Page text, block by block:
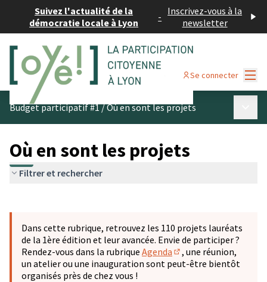
Suivez l'actualité de la
démocratie locale à Lyon
- Inscrivez-vous à la
newsletter
Se connecter
Budget participatif #1/Où en sont les projets
Où en sont les projets
Filtrer et rechercher
−
Dans cette rubrique, retrouvez les 110 projets lauréats
de la 1ère édition et leur avancée. Envie de participer ?
Rendez-vous dans la rubrique Agenda
(S'ouvre dans un
, une réunion,
un atelier ou une inauguration sont peut-être bientôt
organisés près de chez vous !